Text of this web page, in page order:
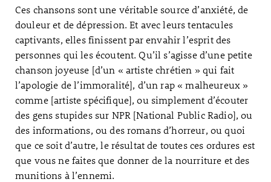
Ces chansons sont une véritable source d’anxiété, de
douleur et de dépression. Et avec leurs tentacules
captivants, elles finissent par envahir l’esprit des
personnes qui les écoutent. Qu’il s’agisse d’une petite
chanson joyeuse [d’un « artiste chrétien » qui fait
l’apologie de l’immoralité], d’un rap « malheureux »
comme [artiste spécifique], ou simplement d’écouter
des gens stupides sur NPR [National Public Radio], ou
des informations, ou des romans d’horreur, ou quoi
que ce soit d’autre, le résultat de toutes ces ordures est
que vous ne faites que donner de la nourriture et des
munitions à l’ennemi.